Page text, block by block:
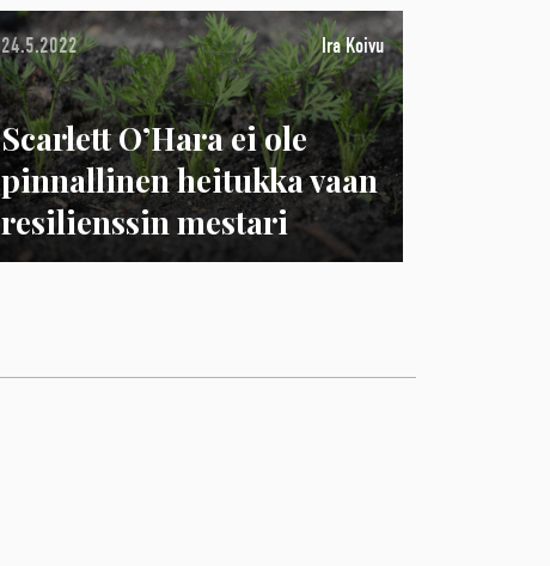
24.5.2022 Ira Koivu
Scarlett O’Hara ei ole
pinnallinen heitukka vaan
resilienssin mestari